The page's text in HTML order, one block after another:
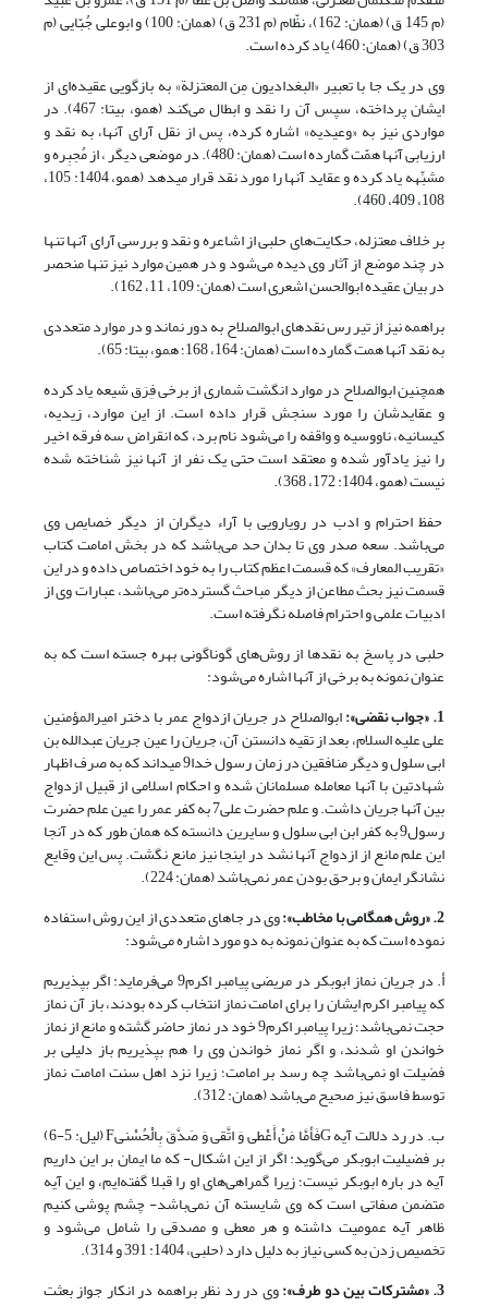
(م 145 ق) (همان: 162)، نظّام (م 231 ق) (همان: 100) و ابو‌علی جُبّایی (م
303 ق) (همان: 460) یاد کرده است.
وی در یک جا با تعبیر «البغدادیون مِن المعتزلة» به بازگویی عقیده‌ای از
ایشان پرداخته، سپس آن را نقد و ابطال می‌کند (همو، بی‏تا: 467). در
مواردی نیز به «وعیدیه» اشاره کرده، پس از نقل آرای آنها، به نقد و
ارزیابی آنها همّت گمارده است (همان: 480). در موضعی دیگر ، از مُجبِره و
مشبِّهه یاد کرده و عقاید آنها را مورد نقد قرار می‏دهد (همو، 1404: 105،
108، 409، 460).
بر خلاف معتزله، حکایت‌های حلبی از اشاعره و نقد و بررسی آرای آنها تنها
در چند موضع از آثار وی دیده می‌شود و در همین موارد نیز تنها منحصر
در بیان عقیده ابو‌الحسن اشعری است (همان: 109، 11، 162).
براهمه نیز از تیر رس نقدهای ابوالصلاح به دور نماند و در موارد متعددی
به نقد آنها همت گمارده است (همان: 164، 168؛ همو، بی‎تا: 65).
همچنین ابو‌الصلاح در موارد انگشت شماری از برخی فِرَق شیعه یاد کرده
و عقایدشان را مورد سنجش قرار داده است. از این موارد، زیدیه،
کیسانیه، ناووسیه و واقفه را می‌شود نام برد، که انقراض سه فرقه اخیر
را نیز یادآور شده و معتقد است حتی یک نفر از آنها نیز شناخته شده
نیست (همو، 1404: 172، 368).
حفظ احترام و ادب در رویارویی با آراء دیگران از دیگر خصایص وی
می‌باشد. سعه صدر وی تا بدان حد می‌باشد که در بخش امامت کتاب
«تقریب المعارف» که قسمت اعظم کتاب را به خود اختصاص داده و در این
قسمت نیز بحث مطاعن از دیگر مباحث گسترده‌تر می‌باشد، عبارات وی از
ادبیات علمی و احترام فاصله نگرفته است.
حلبی در پاسخ به نقد‌ها از روش‌های گوناگونی بهره جسته است که به
عنوان نمونه به برخی از آنها اشاره می‌شود:
1. «جواب نقضی»:
ابوالصلاح در جریان ازدواج عمر با دختر امیرالمؤمنین
علی علیه السلام، بعد از تقیه دانستن آن، جریان را عین جریان عبدالله بن
ابی سلول و دیگر منافقین در زمان رسول خدا9 می‏داند که به صرف اظهار
شهادتین با آنها معامله مسلمانان شده و احکام اسلامی از قبیل ازدواج
بین آنها جریان داشت. و علم حضرت علی7 به کفر عمر را عین علم حضرت
رسول9 به کفر ابن ابی سلول و سایرین دانسته که همان طور که در آنجا
این علم مانع از ازدواج آنها نشد در اینجا نیز مانع نگشت. پس این وقایع
نشانگر ایمان و برحق بودن عمر نمی‌باشد (همان: 224).
2. «روش همگامی با مخاطب»:
وی در جاهای متعددی از این روش استفاده
نموده است که به عنوان نمونه به دو مورد اشاره می‌شود:
أ. در جریان نماز ابوبکر در مریضی پیامبر اکرم9 می‌فرماید: اگر بپذیریم
که پیامبر اکرم ایشان را برای امامت نماز انتخاب کرده بودند، باز آن نماز
حجت نمی‌باشد؛ زیرا پیامبر اکرم9 خود در نماز حاضر گشته و مانع از نماز
خواندن او شدند، و اگر نماز خواندن وی را هم بپذیریم باز دلیلی بر
فضیلت او نمی‌باشد چه رسد بر امامت؛ زیرا نزد اهل سنت امامت نماز
توسط فاسق نیز صحیح می‌باشد (همان: 312).
ب. در رد دلالت آیه Gفَأَمَّا مَنْ أَعْطى‏ وَ اتَّقى‏ وَ صَدَّقَ بِالْحُسْنىF‏ (لیل: 5-6)
بر فضیلیت ابوبکر می‌گوید: اگر از این اشکال- که ما ایمان بر این داریم
آیه در باره ابوبکر نیست؛ زیرا گمراهی‌های او را قبلا گفته‌ایم، و این آیه
متضمن صفاتی است که وی شایسته آن نمی‌باشد- چشم پوشی کنیم
ظاهر آیه عمومیت داشته و هر معطی و مصدقی را شامل می‌شود و
تخصیص زدن به کسی نیاز به دلیل دارد (حلبی، 1404: 391 و 314).
3. «مشترکات بین دو طرف»:
وی در رد نظر براهمه در انکار جواز بعثت